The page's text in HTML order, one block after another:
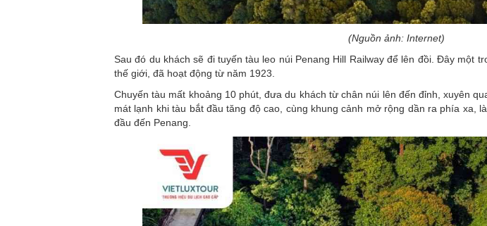
(Nguồn ảnh: Internet)
Sau đó du khách sẽ đi tuyến tàu leo núi Penang Hill Railway để lên đồi. Đây một
thế giới, đã hoạt động từ năm 1923.
Chuyến tàu mất khoảng 10 phút, đưa du khách từ chân núi lên đến đỉnh, xuyên
mát lạnh khi tàu bắt đầu tăng độ cao, cùng khung cảnh mở rộng dần ra phía xa,
đầu đến Penang.